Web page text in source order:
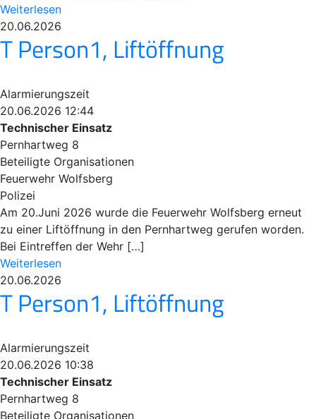
Weiterlesen
20.06.2026
T Person1, Liftöffnung
Alarmierungszeit
20.06.2026 12:44
Technischer Einsatz
Pernhartweg 8
Beteiligte Organisationen
Feuerwehr Wolfsberg
Polizei
Am 20.Juni 2026 wurde die Feuerwehr Wolfsberg erneut
zu einer Liftöffnung in den Pernhartweg gerufen worden.
Bei Eintreffen der Wehr […]
Weiterlesen
20.06.2026
T Person1, Liftöffnung
Alarmierungszeit
20.06.2026 10:38
Technischer Einsatz
Pernhartweg 8
Beteiligte Organisationen